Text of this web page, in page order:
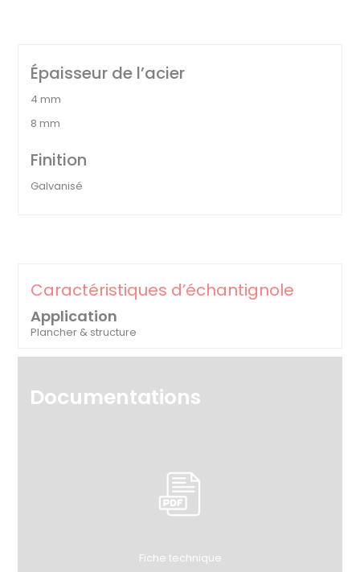
Épaisseur de l’acier
4 mm
8 mm
Finition
Galvanisé
Caractéristiques d’échantignole
Application
Plancher & structure
Documentations
Fiche technique